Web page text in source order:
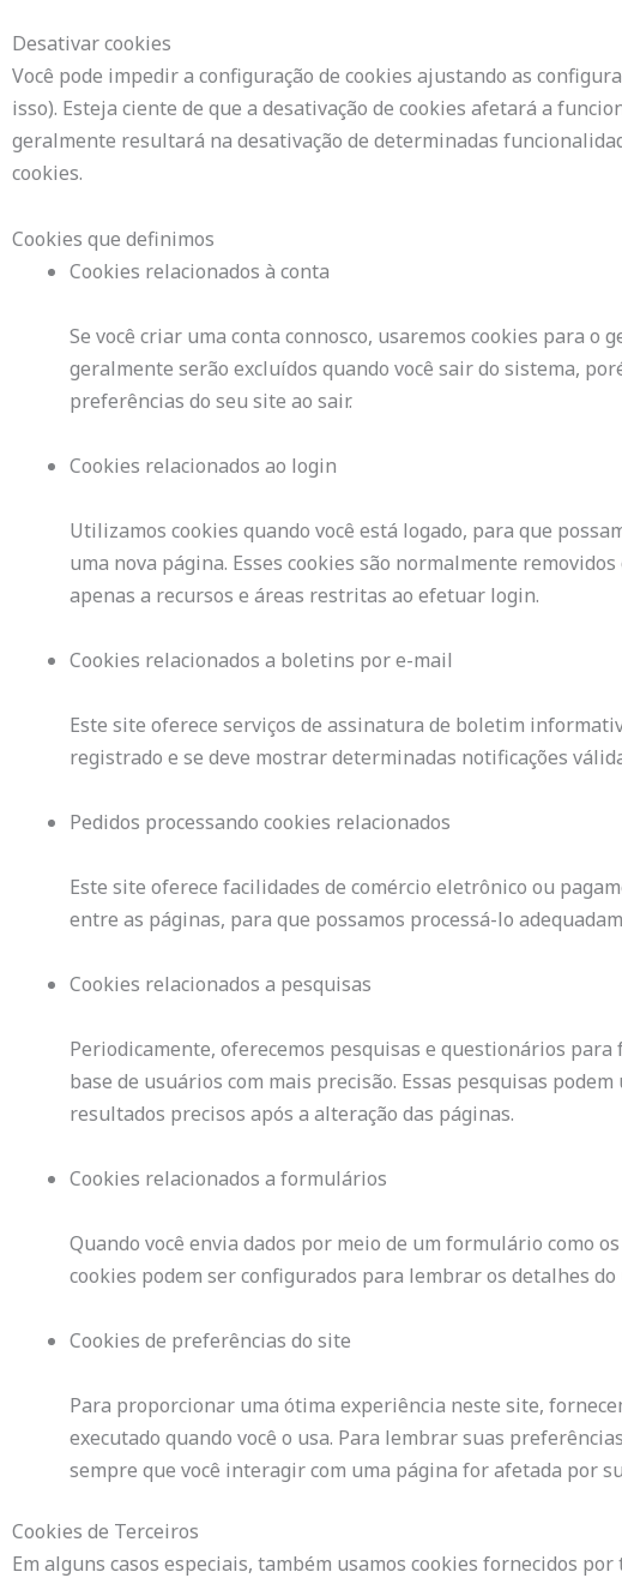
Desativar cookies
Você pode impedir a configuração de cookies ajustando as
isso). Esteja ciente de que a desativação de cookies afetará a
geralmente resultará na desativação de determinadas
cookies.
Cookies que definimos
Cookies relacionados à conta
Se você criar uma conta connosco, usaremos cookies para o
geralmente serão excluídos quando você sair do sistema,
preferências do seu site ao sair.
Cookies relacionados ao login
Utilizamos cookies quando você está logado, para que
uma nova página. Esses cookies são normalmente
apenas a recursos e áreas restritas ao efetuar login.
Cookies relacionados a boletins por e-mail
Este site oferece serviços de assinatura de boletim
registrado e se deve mostrar determinadas notificações
Pedidos processando cookies relacionados
Este site oferece facilidades de comércio eletrônico ou
entre as páginas, para que possamos processá-lo
Cookies relacionados a pesquisas
Periodicamente, oferecemos pesquisas e questionários
base de usuários com mais precisão. Essas pesquisas
resultados precisos após a alteração das páginas.
Cookies relacionados a formulários
Quando você envia dados por meio de um formulário como
cookies podem ser configurados para lembrar os detalhes
Cookies de preferências do site
Para proporcionar uma ótima experiência neste site,
executado quando você o usa. Para lembrar suas
sempre que você interagir com uma página for afetada por
Cookies de Terceiros
Em alguns casos especiais, também usamos cookies fornecidos